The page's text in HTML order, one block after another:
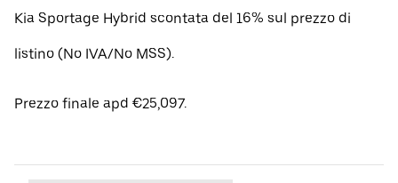
Kia Sportage Hybrid scontata del 16% sul prezzo di
listino (No IVA/No MSS).
Prezzo finale apd €25,097.